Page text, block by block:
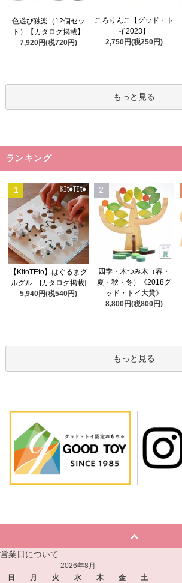
色遊び独楽（12個セッ
ト）【カタログ掲載】
7,920円(税720円)
ころりんこ【グッド・ト
イ2023】
2,750円(税250円)
もっと見る
ランキング
1
【KItoTEto】はぐるまグ
ルグル [カタログ掲載]
5,940円(税540円)
2
四季・木つみ木（春・
夏・秋・冬）《2018グ
ッド・トイ大賞》
8,800円(税800円)
もっと見る
営業日について
2026年8月
日
月 火 水 木 金
土